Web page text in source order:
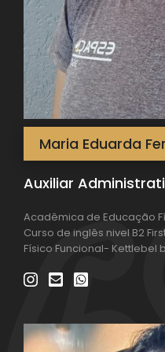
Maria Eduarda
Auxiliar
Acadêmica de Educação
Curso de inglês nivel B2
Físico Funcional- Kettlebel